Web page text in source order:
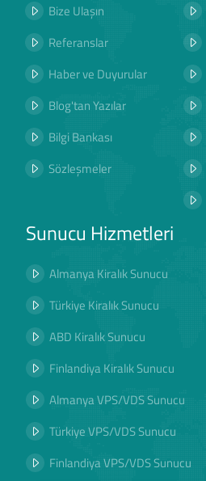
Bize Ulaşın
Referanslar
Haber ve Duyurular
Blog'tan Yazılar
Bilgi Bankası
Sözleşmeler
Sunucu Hizmetleri
Almanya Kiralık Sunucu
Türkiye Kiralık Sunucu
ABD Kiralık Sunucu
Finlandiya Kiralık Sunucu
Almanya VPS/VDS Sunucu
Türkiye VPS/VDS Sunucu
Finlandiya VPS/VDS Sunucu